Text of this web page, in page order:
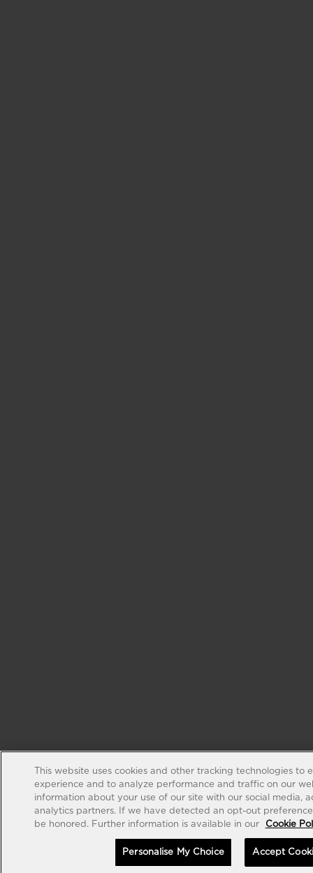
This website uses cookies and other tracking technologies to
experience and to analyze performance and traffic on our
information about your use of our site with our social media,
analytics partners. If we have detected an opt-out
be honored. Further information is available in our
Cookie
Personalise My Choice Accept